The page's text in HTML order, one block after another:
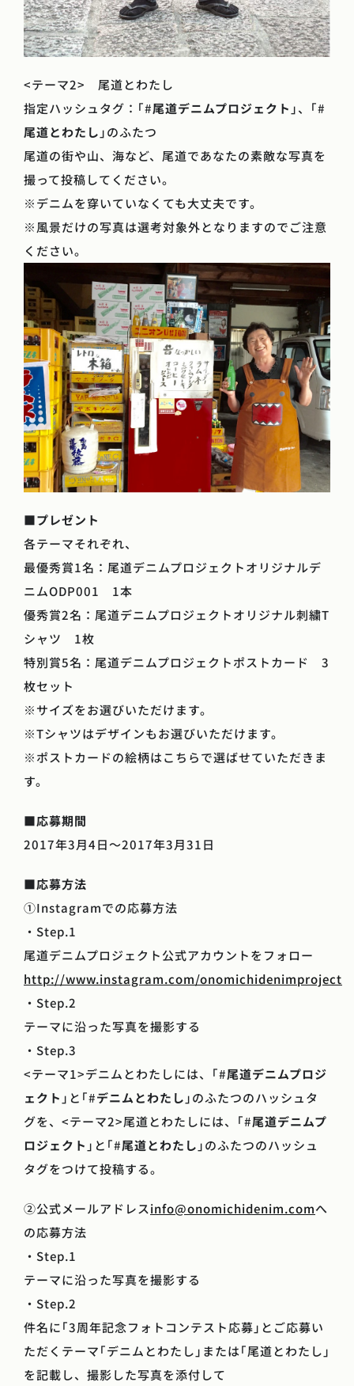
<テーマ2> 尾道とわたし
指定ハッシュタグ：｢#尾道デニムプロジェクト ｣、｢#
尾道とわたし ｣のふたつ
尾道の街や山、海など、尾道であなたの素敵な写真を
撮って投稿してください。
※デニムを穿いていなくても大丈夫です。
※風景だけの写真は選考対象外となりますのでご注意
ください。
■プレゼント
各テーマそれぞれ、
最優秀賞1名：尾道デニムプロジェクトオリジナルデ
ニムODP001 1本
優秀賞2名：尾道デニムプロジェクトオリジナル刺繍T
シャツ 1枚
特別賞5名：尾道デニムプロジェクトポストカード 3
枚セット
※サイズをお選びいただけます。
※Tシャツはデザインもお選びいただけます。
※ポストカードの絵柄はこちらで選ばせていただきま
す。
■応募期間
2017年3月4日～2017年3月31日
■応募方法
①Instagramでの応募方法
・Step.1
尾道デニムプロジェクト公式アカウントをフォロー
http://www.instagram.com/onomichidenimproject
・Step.2
テーマに沿った写真を撮影する
・Step.3
<テーマ1>デニムとわたしには、｢#尾道デニムプロジ
ェクト ｣と｢#デニムとわたし ｣のふたつのハッシュタ
グを、<テーマ2>尾道とわたしには、｢#尾道デニムプ
ロジェクト ｣と｢#尾道とわたし ｣のふたつのハッシュ
タグをつけて投稿する。
②公式メールアドレスinfo@onomichidenim.comへ
の応募方法
・Step.1
テーマに沿った写真を撮影する
・Step.2
件名に｢3周年記念フォトコンテスト応募｣とご応募い
ただくテーマ｢デニムとわたし｣または｢尾道とわたし｣
を記載し、撮影した写真を添付して